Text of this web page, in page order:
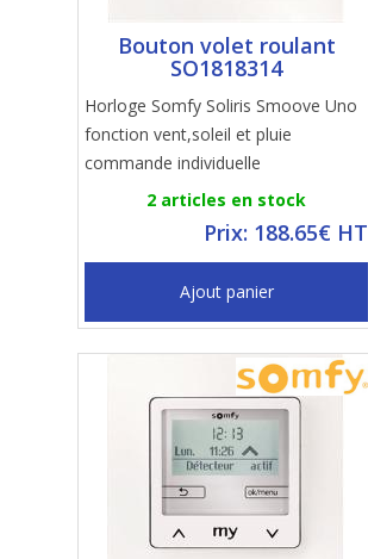
Bouton volet roulant
SO1818314
Horloge Somfy Soliris Smoove Uno
fonction vent,soleil et pluie
commande individuelle
2 articles en stock
Prix: 188.65€ HT
Ajout panier